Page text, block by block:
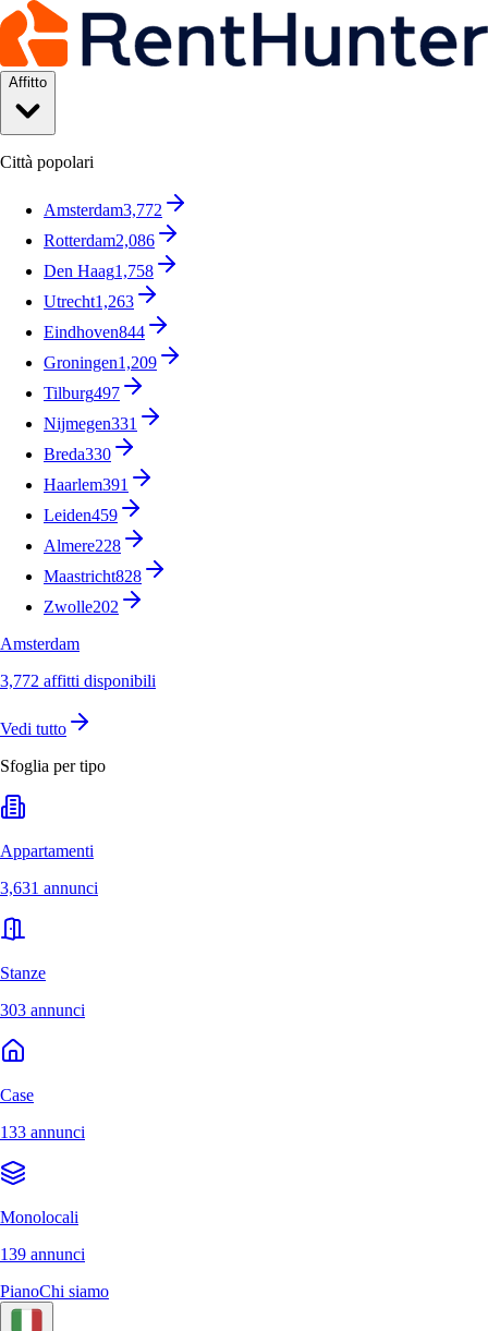
Affitto
Città popolari
Amsterdam3,772
Rotterdam2,086
Den Haag1,758
Utrecht1,263
Eindhoven844
Groningen1,209
Tilburg497
Nijmegen331
Breda330
Haarlem391
Leiden459
Almere228
Maastricht828
Zwolle202
Amsterdam
3,772 affitti disponibili
Vedi tutto
Sfoglia per tipo
Appartamenti
3,631 annunci
Stanze
303 annunci
Case
133 annunci
Monolocali
139 annunci
PianoChi siamo